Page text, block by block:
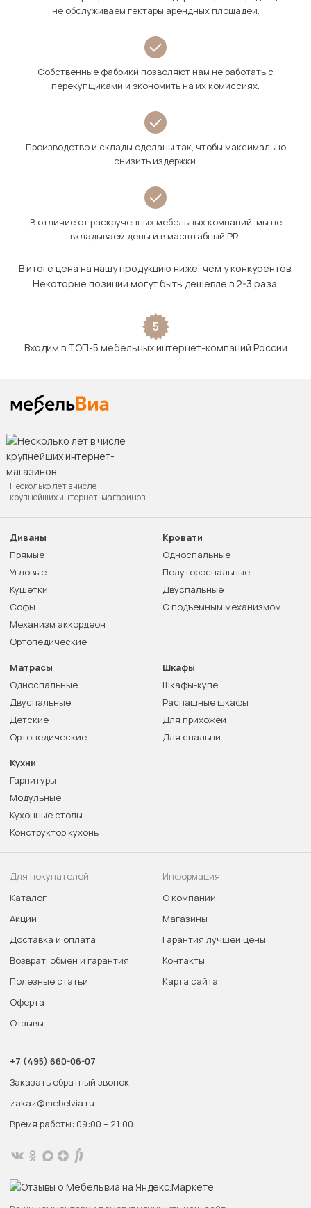
не обслуживаем гектары арендных площадей.
Собственные фабрики позволяют нам не работать с
перекупщиками и экономить на их комиссиях.
Производство и склады сделаны так, чтобы максимально
снизить издержки.
В отличие от раскрученных мебельных компаний, мы не
вкладываем деньги в масштабный PR.
В итоге цена на нашу продукцию ниже, чем у конкурентов.
Некоторые позиции могут быть дешевле в 2-3 раза.
5
Входим в ТОП-5 мебельных интернет-компаний России
Несколько лет в числе
крупнейших интернет-магазинов
Диваны
Прямые
Угловые
Кушетки
Софы
Механизм аккордеон
Ортопедические
Кровати
Односпальные
Полутороспальные
Двуспальные
С подъемным механизмом
Матрасы
Односпальные
Двуспальные
Детские
Ортопедические
Шкафы
Шкафы-купе
Распашные шкафы
Для прихожей
Для спальни
Кухни
Гарнитуры
Модульные
Кухонные столы
Конструктор кухонь
Для покупателей
Каталог
Акции
Доставка и оплата
Возврат, обмен и гарантия
Полезные статьи
Оферта
Отзывы
Информация
О компании
Магазины
Гарантия лучшей цены
Контакты
Карта сайта
+7 (495) 660-06-07
Заказать обратный звонок
zakaz@mebelvia.ru
Время работы: 09:00 – 21:00